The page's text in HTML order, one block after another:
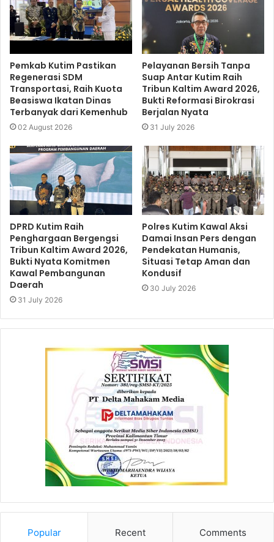
Pemkab Kutim Pastikan
Regenerasi SDM
Transportasi, Raih Kuota
Beasiswa Ikatan Dinas
Terbanyak dari Kemenhub
02 August 2026
Pelayanan Bersih Tanpa
Suap Antar Kutim Raih
Tribun Kaltim Award 2026,
Bukti Reformasi Birokrasi
Berjalan Nyata
31 July 2026
DPRD Kutim Raih
Penghargaan Bergengsi
Tribun Kaltim Award 2026,
Bukti Nyata Komitmen
Kawal Pembangunan
Daerah
31 July 2026
Polres Kutim Kawal Aksi
Damai Insan Pers dengan
Pendekatan Humanis,
Situasi Tetap Aman dan
Kondusif
30 July 2026
Popular Recent Comments